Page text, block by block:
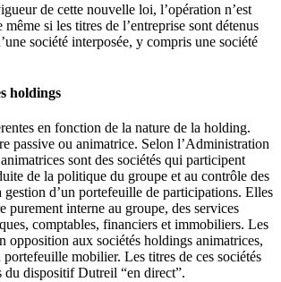
de cette nouvelle loi, l’opération n’est
même si les titres de l’entreprise sont détenus
société interposée, y compris une société
holdings
en fonction de la nature de la holding.
passive ou animatrice. Selon l’Administration
sont des sociétés qui participent
de la politique du groupe et au contrôle des
d’un portefeuille de participations. Elles
purement interne au groupe, des services
comptables, financiers et immobiliers. Les
opposition aux sociétés holdings animatrices,
mobilier. Les titres de ces sociétés
du dispositif Dutreil “en direct”.